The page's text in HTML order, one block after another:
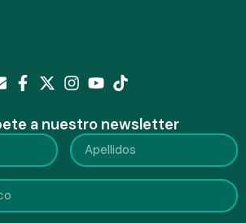
a nuestro newsletter